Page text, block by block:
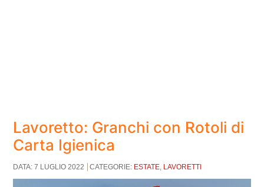
Lavoretto: Granchi con Rotoli di
Carta Igienica
DATA: 7 LUGLIO 2022 CATEGORIE: ESTATE, LAVORETTI